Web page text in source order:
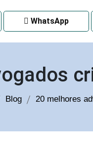
WhatsApp
Blog 20 melhores